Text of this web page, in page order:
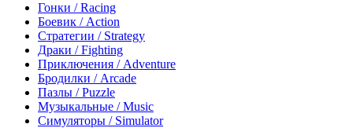
Гонки / Racing
Боевик / Action
Стратегии / Strategy
Драки / Fighting
Приключения / Adventure
Бродилки / Arcade
Пазлы / Puzzle
Музыкальные / Music
Симуляторы / Simulator